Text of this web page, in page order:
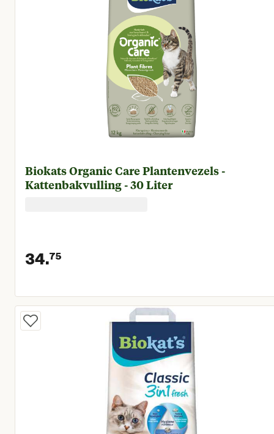
Biokats Organic Care Plantenvezels -
Kattenbakvulling - 30 Liter
34.75
Huidige prijs € 34,75